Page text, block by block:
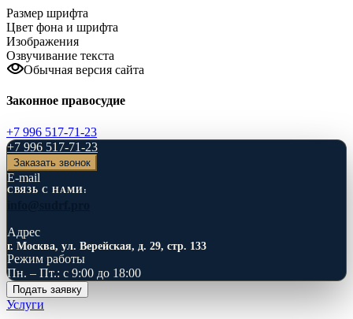
Размер шрифта
Цвет фона и шрифта
Изображения
Озвучивание текста
Обычная версия сайта
Законное правосудие
+7 996 517-71-23
+7 996 517-71-23
Заказать звонок
E-mail
СВЯЗЬ С НАМИ:
Адрес
г. Москва, ул. Верейская, д. 29, стр. 133
Режим работы
Пн. – Пт.: с 9:00 до 18:00
Подать заявку
Услуги